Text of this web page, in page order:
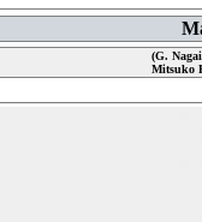
(G.
Mitsuko